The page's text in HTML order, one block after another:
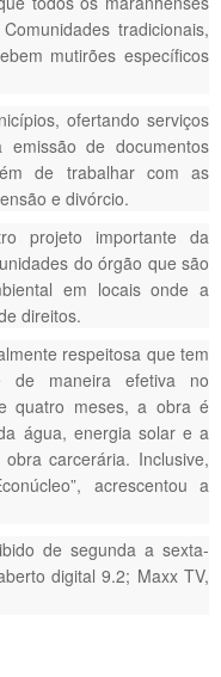
tradicionais,
mutirões específicos
ofertando serviços
de documentos
de trabalhar com as
e divórcio.
projeto importante da
do órgão que são
em locais onde a
direitos.
respeitosa que tem
de maneira efetiva no
quatro meses, a obra é
água, energia solar e a
carcerária. Inclusive,
acrescentou a
de segunda a sexta-
digital 9.2; Maxx TV,